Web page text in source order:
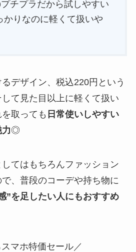
チプラだから試しやすい
かりなのに軽くて扱いや
デザイン、税込220円という
て見た目以上に軽くて扱い
取っても 日常使いしやすい
◎
てはもちろんファッション
、普段のコーデや持ち物に
”を足したい人にもおすすめ
マホ特価セール／